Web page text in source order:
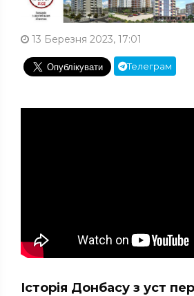
13 Березня 2023, 17:01
Телеграм
Історія Донбасу з уст